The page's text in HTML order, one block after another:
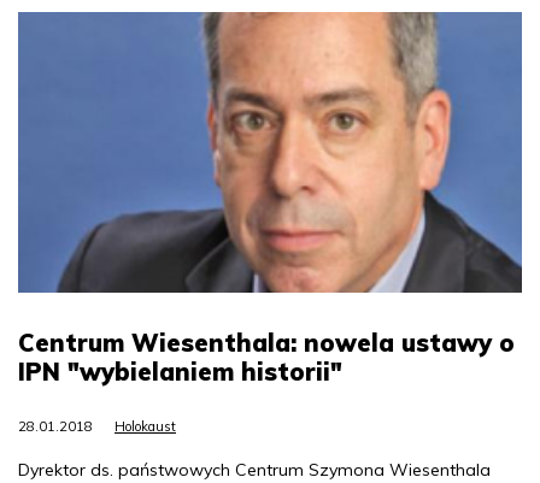
Centrum Wiesenthala: nowela ustawy o
IPN "wybielaniem historii"
28.01.2018 Holokaust
Dyrektor ds. państwowych Centrum Szymona Wiesenthala